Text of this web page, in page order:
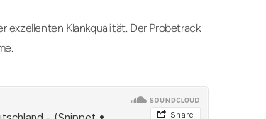
Klankqualität. Der Probetrack